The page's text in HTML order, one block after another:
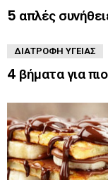
5 απλές
ΔΙΑΤΡΟΦΉ ΥΓΕΊΑΣ
4 βήματα για